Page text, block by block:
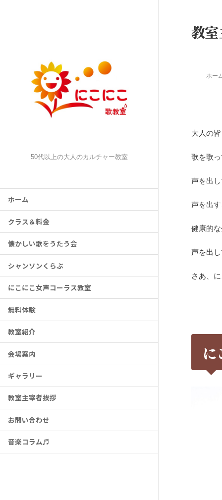
50代以上の大人のカルチャー教室
ホーム
クラス＆料金
懐かしい歌をうたう会
シャンソンくらぶ
にこにこ女声コーラス教室
無料体験
教室紹介
会場案内
ギャラリー
教室主宰者挨拶
お問い合わせ
音楽コラム♬
教
ホー
大人の
歌を歌
声を出
声を出
健康的
声を出
さあ、